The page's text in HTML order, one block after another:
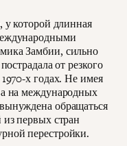
которой длинная
Замбии, сильно
от резкого
х годах. Не имея
на международных
обращаться
первых стран
перестройки.